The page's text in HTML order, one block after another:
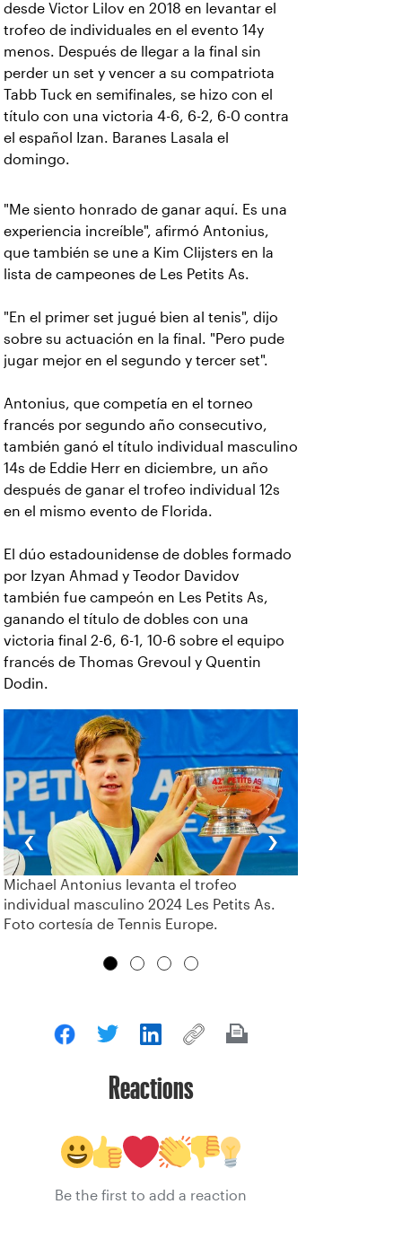
desde Victor Lilov en 2018 en levantar el
trofeo de individuales en el evento 14y
menos. Después de llegar a la final sin
perder un set y vencer a su compatriota
Tabb Tuck en semifinales, se hizo con el
título con una victoria 4-6, 6-2, 6-0 contra
el español Izan. Baranes Lasala el
domingo.
"Me siento honrado de ganar aquí. Es una
experiencia increíble", afirmó Antonius,
que también se une a Kim Clijsters en la
lista de campeones de Les Petits As.
"En el primer set jugué bien al tenis", dijo
sobre su actuación en la final. "Pero pude
jugar mejor en el segundo y tercer set".
Antonius, que competía en el torneo
francés por segundo año consecutivo,
también ganó el título individual masculino
14s de Eddie Herr en diciembre, un año
después de ganar el trofeo individual 12s
en el mismo evento de Florida.
El dúo estadounidense de dobles formado
por Izyan Ahmad y Teodor Davidov
también fue campeón en Les Petits As,
ganando el título de dobles con una
victoria final 2-6, 6-1, 10-6 sobre el equipo
francés de Thomas Grevoul y Quentin
Dodin.
‹
Michael Antonius levanta el trofeo
individual masculino 2024 Les Petits As.
Foto cortesía de Tennis Europe.
›
Reactions
Be the first to add a reaction